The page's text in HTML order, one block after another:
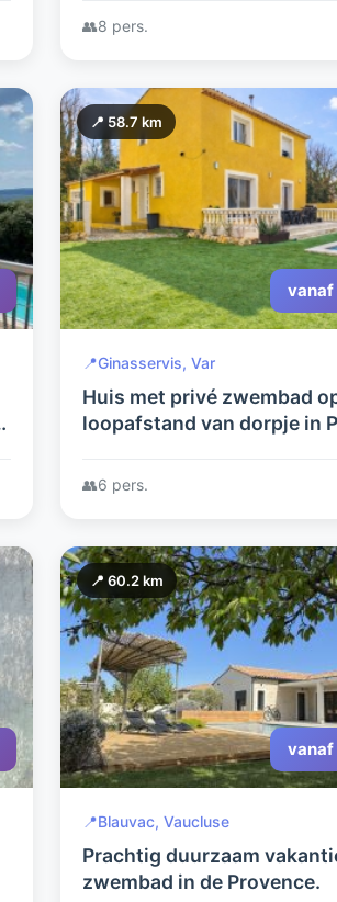
👥8 pers.
📍 58.7 km
vanaf
📍Ginasservis, Var
Huis met privé zwembad
loopafstand van dorpje in
👥6 pers.
📍 60.2 km
vanaf
📍Blauvac, Vaucluse
Prachtig duurzaam
zwembad in de Provence.